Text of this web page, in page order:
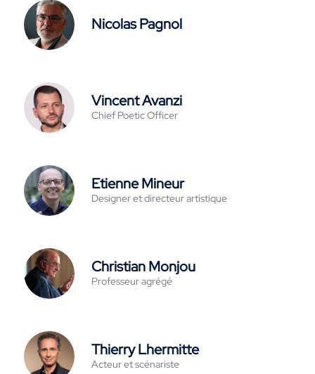
Nicolas Pagnol
Vincent Avanzi
Chief Poetic Officer
Etienne Mineur
Designer et directeur artistique
Christian Monjou
Professeur agrégé
Thierry Lhermitte
Acteur et scénariste